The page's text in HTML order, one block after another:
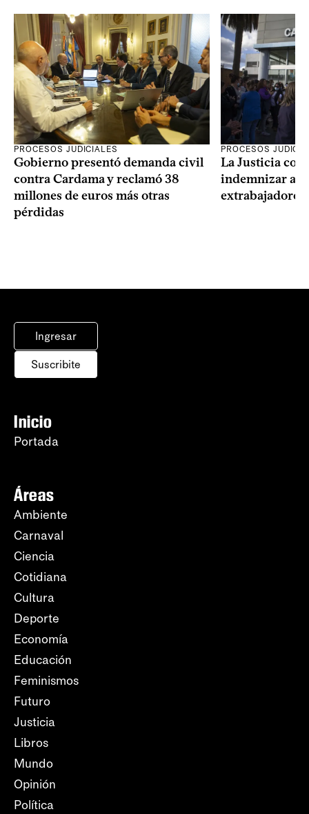
PROCESOS JUDICIALES
Gobierno presentó demanda civil
contra Cardama y reclamó 38
millones de euros más otras
pérdidas
PROCESOS
La Justicia
indemnizar a
extrabajadores
Ingresar
Suscribite
Inicio
Portada
Áreas
Ambiente
Carnaval
Ciencia
Cotidiana
Cultura
Deporte
Economía
Educación
Feminismos
Futuro
Justicia
Libros
Mundo
Opinión
Política